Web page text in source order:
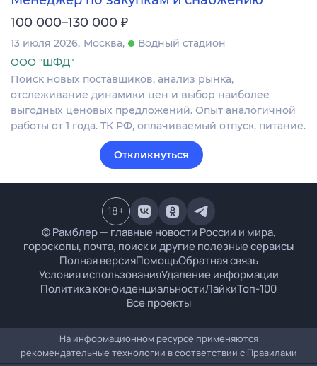
100 000–130 000 ₽
13 июля 2026 Москва
Водный стадион
ООО "ШФД"
Поиск новых поставщиков, анализ рынка,
отслеживание динамики цен и выбор наиболее
выгодных ценовых предложений. Опыт аналогичной
работы от 1 года. ТК РФ, оплачиваемый отпуск, питание.
Откликнуться
© Рамблер — главные новости России и мира,
гороскопы, почта, поиск и другие полезные сервисы
Полная версияПомощьОбратная связь
Условия использованияУдаление информации
Политика конфиденциальностиЛайкиТоп-100
Все проекты
18+
На информационном ресурсе применяются
рекомендательные технологии в соответствии с Правилами